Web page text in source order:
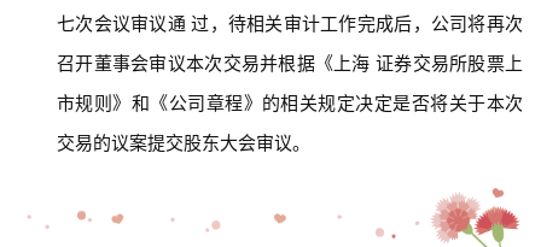
讯
七次会议审议通 过，待相关审计工作完成后，公司将再次
召开董事会审议本次交易并根据《上海 证券交易所股票上
市规则》和《公司章程》的相关规定决定是否将关于本次
交易的议案提交股东大会审议。